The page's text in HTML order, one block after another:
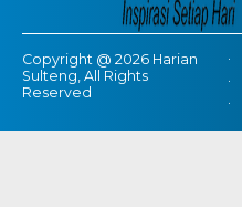
Copyright @ 2026 Harian
Sulteng, All Rights
Reserved